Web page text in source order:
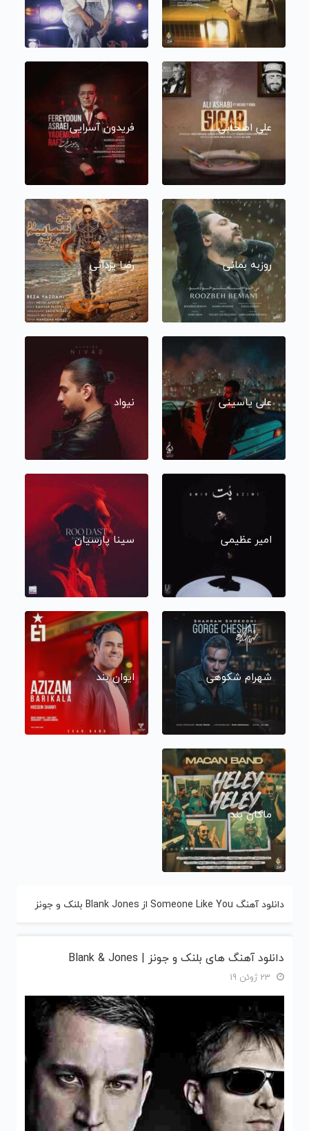
علی اصحابی فریدون آسرایی
روزبه بمانی رضا یزدانی
علی یاسینی نیواد
امیر عظیمی سینا پارسیان
شهرام شکوهی ایوان بند
ماکان بند
دانلود آهنگ Someone Like You از Blank Jones بلنک و جونز
دانلود آهنگ های بلنک و جونز | Blank & Jones